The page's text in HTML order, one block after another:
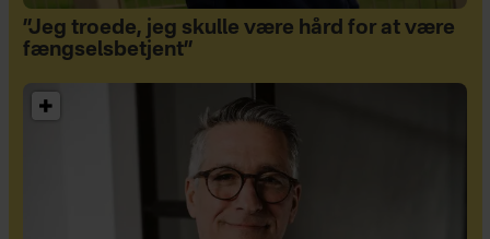
”Jeg troede, jeg skulle være hård for at være
fængselsbetjent”